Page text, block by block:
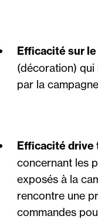
Efficacité sur
(décoration) qui
par la campagne
Efficacité drive
concernant les
exposés à la
rencontre une
commandes